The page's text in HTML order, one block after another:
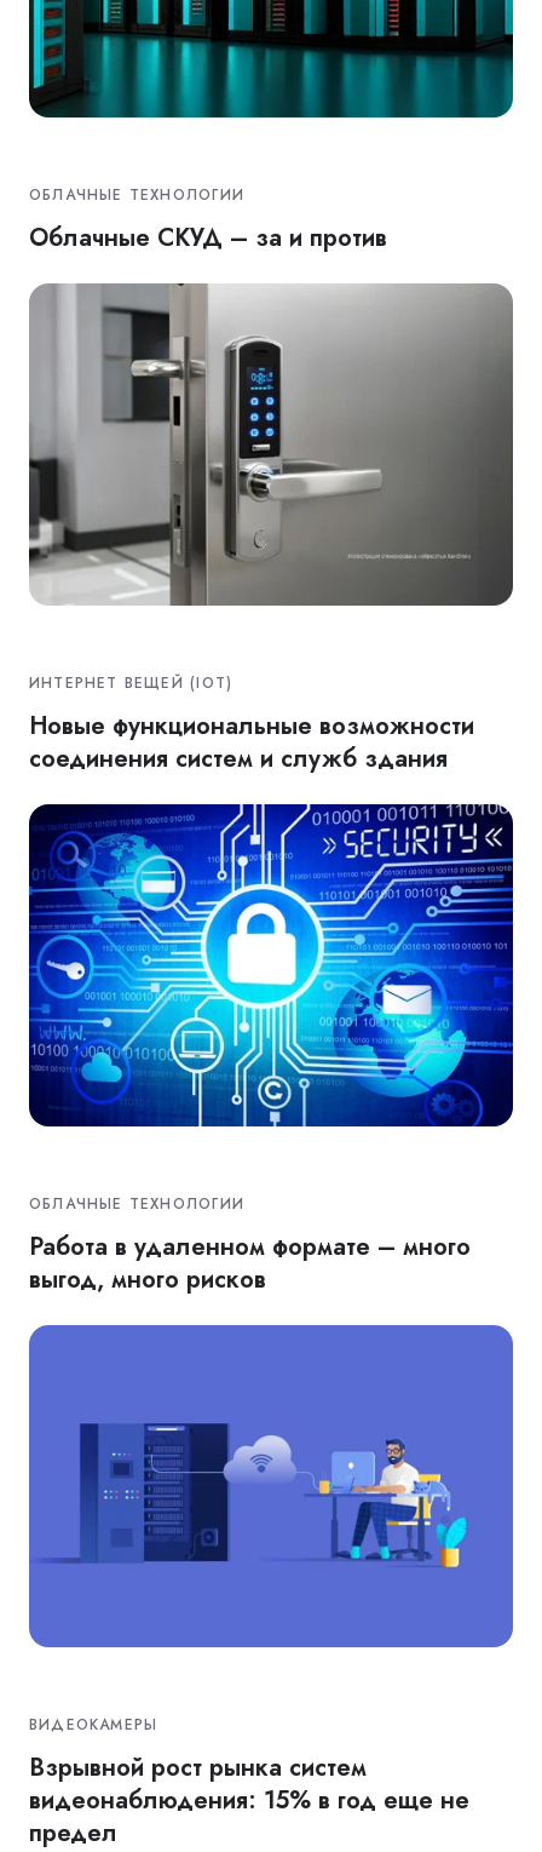
ОБЛАЧНЫЕ ТЕХНОЛОГИИ
Облачные СКУД – за и против
ИНТЕРНЕТ ВЕЩЕЙ (IOT)
Новые функциональные возможности
соединения систем и служб здания
ОБЛАЧНЫЕ ТЕХНОЛОГИИ
Работа в удаленном формате – много
выгод, много рисков
ВИДЕОКАМЕРЫ
Взрывной рост рынка систем
видеонаблюдения: 15% в год еще не
предел